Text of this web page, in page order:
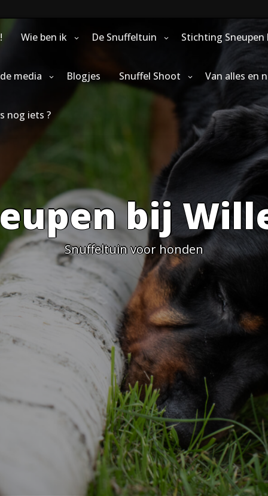
Wie ben ik De Snuffeltuin Stichting Sneupen
media Blogjes Snuffel Shoot Van alles en
nog iets ?
bij
Snuffeltuin voor honden